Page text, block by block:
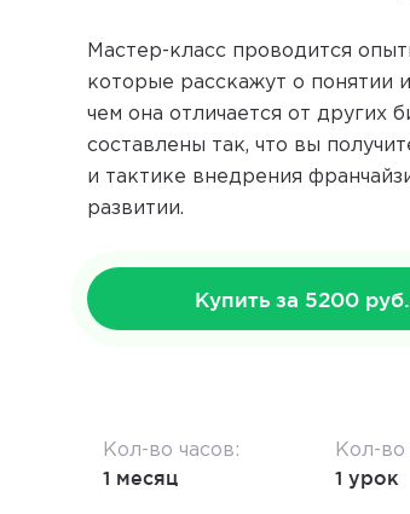
Мастер-класс проводится
которые расскажут о понятии
чем она отличается от других
составлены так, что вы
и тактике внедрения
развитии.
Купить за 5200 руб.
Кол-во часов:
1 месяц
Кол-во
1 урок